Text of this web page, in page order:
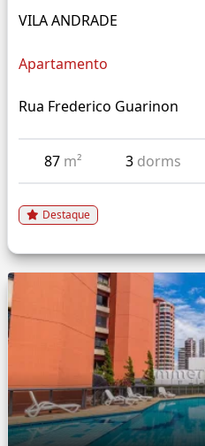
VILA ANDRADE
Apartamento
Rua Frederico Guarinon
87 m² 3 dorms
Destaque